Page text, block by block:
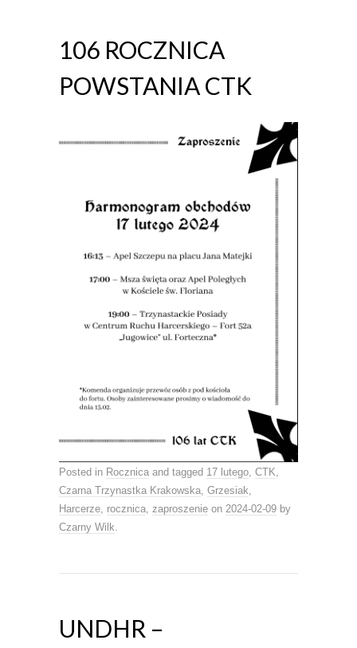
106 ROCZNICA
POWSTANIA CTK
Posted in Rocznica and tagged 17 lutego CTK
Czarna Trzynastka Krakowska Grzesiak
Harcerze rocznica zaproszenie on 2024-02-09 by
Czarny Wilk
UNDHR –